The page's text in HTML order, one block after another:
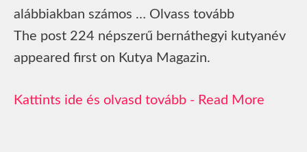
alábbiakban számos … Olvass tovább
The post 224 népszerű bernáthegyi kutyanév
appeared first on Kutya Magazin.
Read More